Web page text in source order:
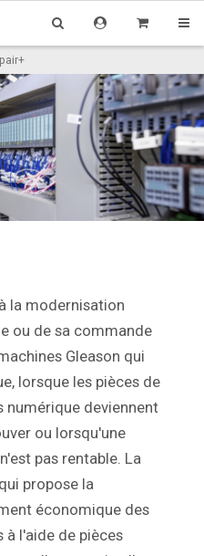
la modernisation
ou de sa commande
Gleason qui
lorsque les pièces de
numérique deviennent
ou lorsqu'une
pas rentable. La
propose la
économique des
l'aide de pièces